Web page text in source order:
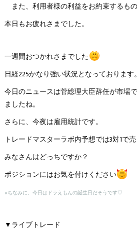
また、利用者様の利益をお約束するも
本日もお疲れさまでした。
一週間おつかれさまでした
日経225かなり強い状況となっております。
今日のニュースは菅総理大臣辞任が市場
ましたね。
さらに、今夜は雇用統計です。
トレードマスターラボ内予想では3対1で
みなさんはどっちですか？
ポジションにはお気を付けください
※ちなみに、今日はドラえもんの誕生日だそうです♡
▼ライブトレード